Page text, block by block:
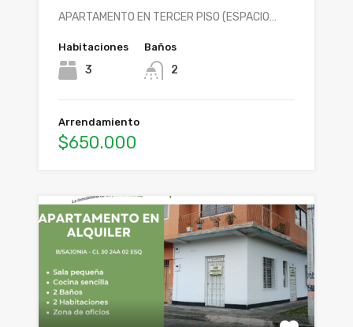
APARTAMENTO EN TERCER PISO (ESPACIO…
Habitaciones
3
Baños
2
Arrendamiento
$650.000